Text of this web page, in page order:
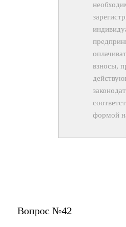
взносы,
формой
Вопрос №42